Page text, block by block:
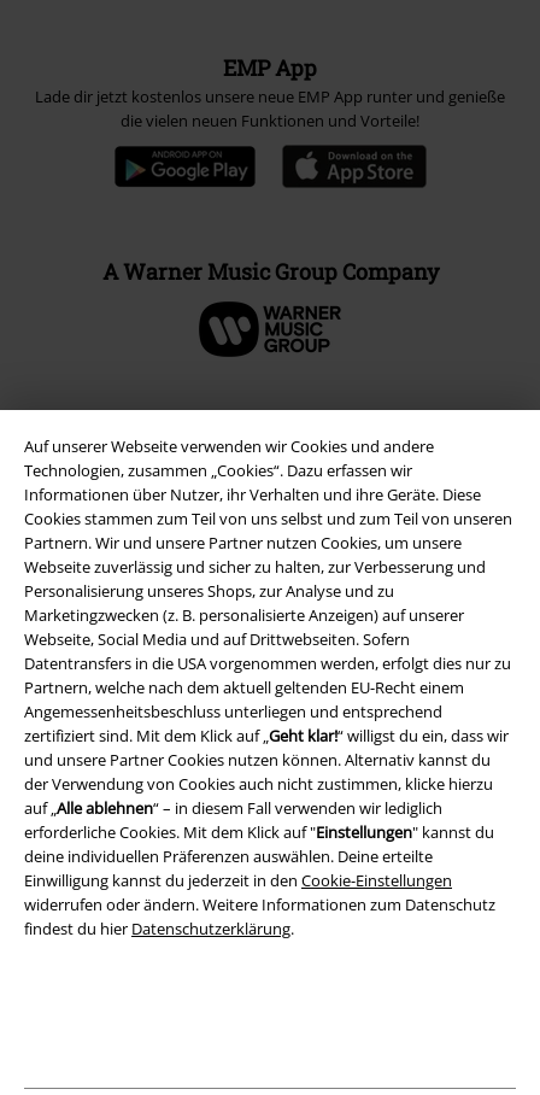
Auf unserer Webseite verwenden wir Cookies und andere
Technologien, zusammen „Cookies“. Dazu erfassen wir
Informationen über Nutzer, ihr Verhalten und ihre Geräte. Diese
Cookies stammen zum Teil von uns selbst und zum Teil von unseren
Partnern. Wir und unsere Partner nutzen Cookies, um unsere
Webseite zuverlässig und sicher zu halten, zur Verbesserung und
Personalisierung unseres Shops, zur Analyse und zu
Marketingzwecken (z. B. personalisierte Anzeigen) auf unserer
Webseite, Social Media und auf Drittwebseiten. Sofern
Datentransfers in die USA vorgenommen werden, erfolgt dies nur zu
Partnern, welche nach dem aktuell geltenden EU-Recht einem
Angemessenheitsbeschluss unterliegen und entsprechend
zertifiziert sind. Mit dem Klick auf „Geht klar!“ willigst du ein, dass wir
und unsere Partner Cookies nutzen können. Alternativ kannst du
der Verwendung von Cookies auch nicht zustimmen, klicke hierzu
auf „Alle ablehnen“ – in diesem Fall verwenden wir lediglich
erforderliche Cookies. Mit dem Klick auf "Einstellungen" kannst du
deine individuellen Präferenzen auswählen. Deine erteilte
Einwilligung kannst du jederzeit in den Cookie-Einstellungen
widerrufen oder ändern. Weitere Informationen zum Datenschutz
findest du hier Datenschutzerklärung.
EMP App
Lade dir jetzt kostenlos unsere neue EMP App runter und genieße
die vielen neuen Funktionen und Vorteile!
A Warner Music Group Company
Rechtliches
AGB
Impressum
Datenschutz
Entsorgung und Umweltschutz
Konformitätserklärung
Information zur Barrierefreiheit